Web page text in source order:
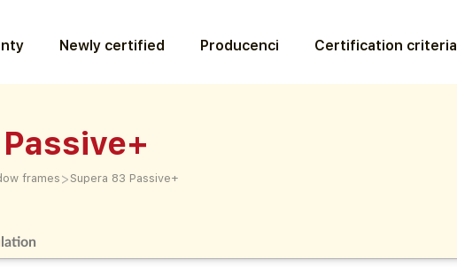
Newly certified Producenci Certification criteria
frames > Supera 83 Passive+